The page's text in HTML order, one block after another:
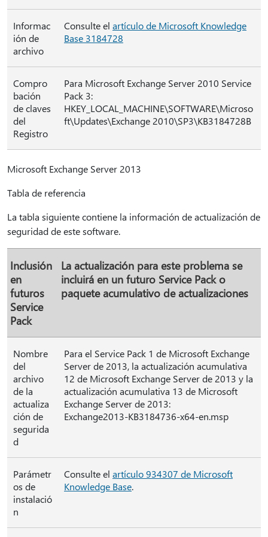
Informac
ión de
archivo
Consulte el artículo de Microsoft Knowledge
Base 3184728
Compro
bación
de claves
del
Registro
Para Microsoft Exchange Server 2010 Service
Pack 3:
HKEY_LOCAL_MACHINE\SOFTWARE\Microso
ft\Updates\Exchange 2010\SP3\KB3184728B
Microsoft Exchange Server 2013
Tabla de referencia
La tabla siguiente contiene la información de actualización de
seguridad de este software.
Inclusión
en
futuros
Service
Pack
La actualización para este problema se
incluirá en un futuro Service Pack o
paquete acumulativo de actualizaciones
Nombre
del
archivo
de la
actualiza
ción de
segurida
d
Para el Service Pack 1 de Microsoft Exchange
Server de 2013, la actualización acumulativa
12 de Microsoft Exchange Server de 2013 y la
actualización acumulativa 13 de Microsoft
Exchange Server de 2013:
Exchange2013-KB3184736-x64-en.msp
Parámetr
os de
instalació
n
Consulte el artículo 934307 de Microsoft
Knowledge Base.